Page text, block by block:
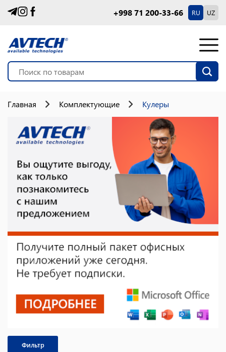
+998 71 200-33-66 RU UZ
Главная Комплектующие Кулеры
Фильтр